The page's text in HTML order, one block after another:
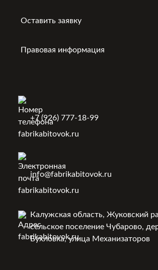
Оставить заявку
Правовая информация
+7 (926) 777-18-99
info@fabrikabitovok.ru
Калужская область, Жуковский
сельское поселение Чубарово,
Бухловка, улица Механизаторов